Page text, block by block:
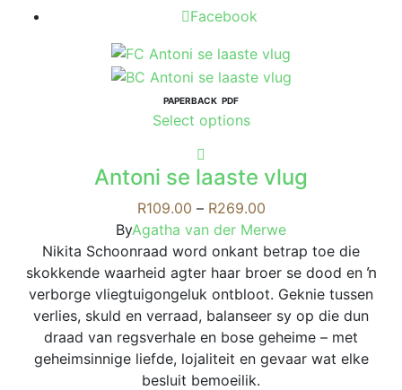
Facebook
PAPERBACK PDF
Select optionsThis
multiple
variants.
The
options
may
be
chosen
on
the
product
Antoni se laaste vlug
R109.00 – R269.00Price
range:
R109.00
through
R269.00
ByAgatha van der Merwe
Nikita Schoonraad word onkant betrap toe die
skokkende waarheid agter haar broer se dood en ŉ
verborge vliegtuigongeluk ontbloot. Geknie tussen
verlies, skuld en verraad, balanseer sy op die dun
draad van regsverhale en bose geheime – met
geheimsinnige liefde, lojaliteit en gevaar wat elke
besluit bemoeilik.